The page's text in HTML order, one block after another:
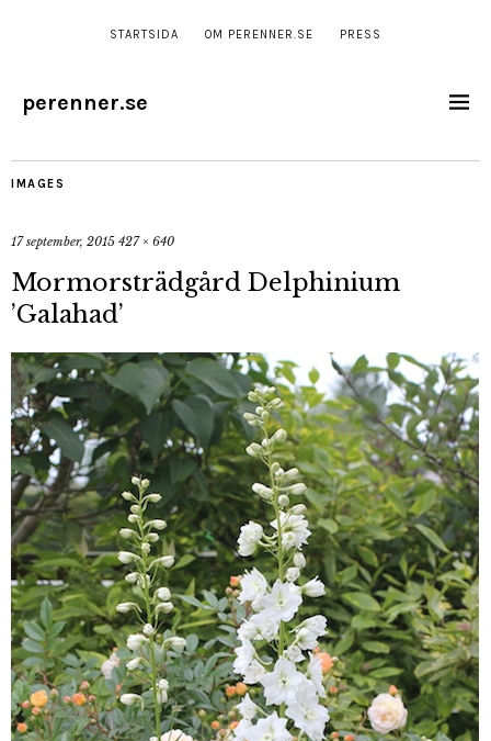
STARTSIDA OM PERENNER.SE PRESS
perenner.se
IMAGES
17 september, 2015 427 × 640
Mormorsträdgård Delphinium
’Galahad’